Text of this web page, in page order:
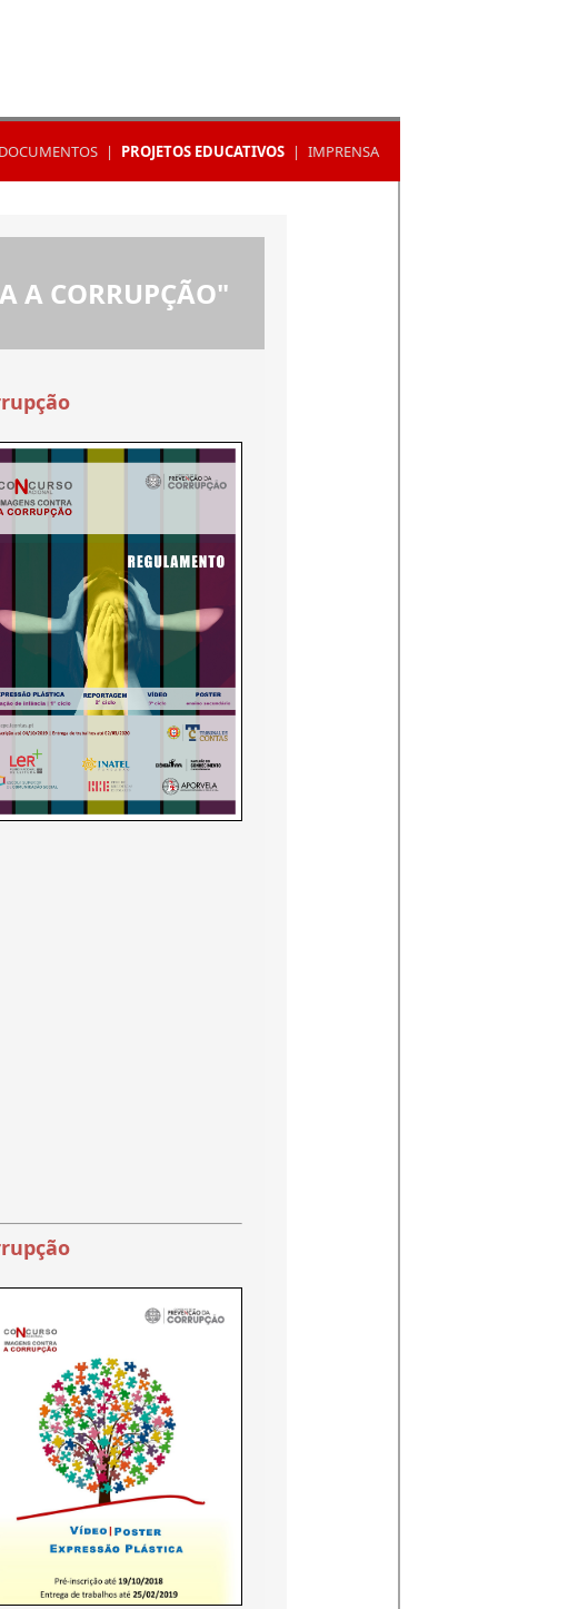
DOCUMENTOS | PROJETOS EDUCATIVOS | IMPRENSA
A CORRUPÇÃO"